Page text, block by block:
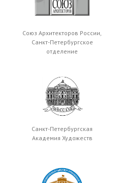
Союз Архитекторов России,
Санкт-Петербургское
отделение
Санкт-Петербургская
Академия Художеств